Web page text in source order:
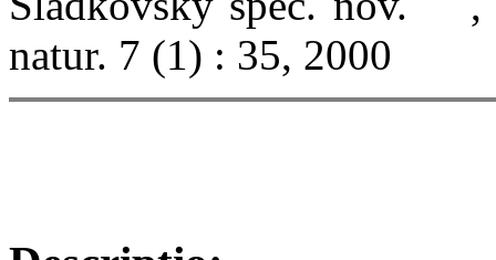
natur. 7 (1) : 35, 2000